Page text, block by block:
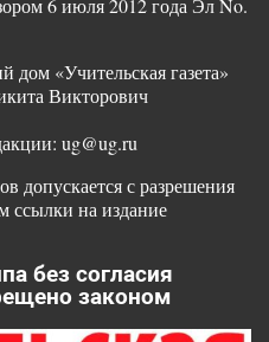
дом «Учительская газета»
Викторович
ug@ug.ru
допускается с разрешения
ссылки на издание
без согласия
законом